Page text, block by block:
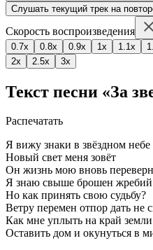
Слушать текущий трек на
Скорость воспроизведения
0.7x 0.8x 0.9x 1x 1.1x
2x
2.5x 3x
Текст песни «За
Распечатать
Я вижу знаки в звёздном небе
Новый свет меня зовёт
Он жизнь мою вновь
Я знаю свыше брошен жребий
Но как принять свою судьбу?
Ветру перемен отпор дать не
Как мне уплыть на край
Оставить дом и окунуться в